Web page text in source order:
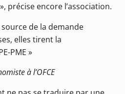
précise encore l’association.
source de la demande
elles tirent la
PME »
à l’OFCE